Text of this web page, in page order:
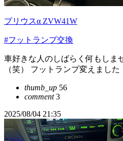
プリウスα ZVW41W
#フットランプ交換
車好きな人のしばらく何もしま
（笑） フットランプ変えました
thumb_up 56
comment3
2025/08/04 21:35